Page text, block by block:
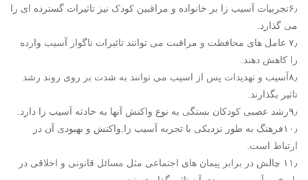
۶٫تجربیات آسیب زا بر خانواده و مراقبین کودک نیز تاثیرات گسترده ای را
می گذارد.
۷٫ عامل های محافظت و مراقبت می توانند تاثیرات ناگوار آسیب وارده
را کاهش دهند.
۸٫آسیب و تهدیدات پس از اسیب می توانند به شدت بر روی روند رشد
تاثیر بگذارند.
۹٫رشد عصبی کودکان بستگی به نوع واکنش آنها به حادثه آسیب زا دارد.
۱۰٫فرهنگ به طور نزدیکی با تجربه آسیب زا,واکنش و بهبودی آن در
ارتباط است.
۱۱٫ چالش در برابر پیمان های اجتماعی مثل مسائل قانونی و اخلاقی در